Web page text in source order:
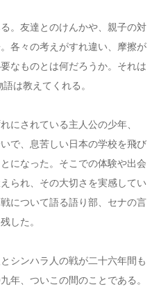
。友達とのけんかや、親子の対
各々の考えがすれ違い、摩擦が
なものとは何だろうか。それは
は教えてくれる。
にされている主人公の少年、
で、息苦しい日本の学校を飛び
になった。そこでの体験や出会
られ、その大切さを実感してい
について語る語り部、セナの言
した。
シンハラ人の戦が二十六年間も
年、ついこの間のことである。